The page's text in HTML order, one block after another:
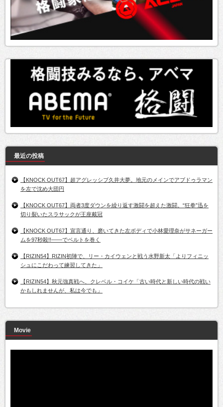
最近の投稿
【KNOCK OUT67】超アグレッシブ久井大夢。地元のメインでアブドゥラマン
を左で沈め大団円
【KNOCK OUT67】両者3度ダウンを繰り返す激闘を超えた激闘。“狂拳”迅を
切り裂いたスラサックが王座戴冠
【KNOCK OUT67】宣言通り、磨いてきた左ボディで小林愛理奈がサネーガー
ムを97秒殺!!――でベルトを巻く
【RIZIN54】RIZIN初陣で、リー・カイウェンと戦う水野新太「よりフィニッ
シュにこだわって練習してきた」
【RIZIN54】秋元強真戦へ、クレベル・コイケ「古い時代と新しい時代の戦い
かもしれませんが、私は今でも」
Movie